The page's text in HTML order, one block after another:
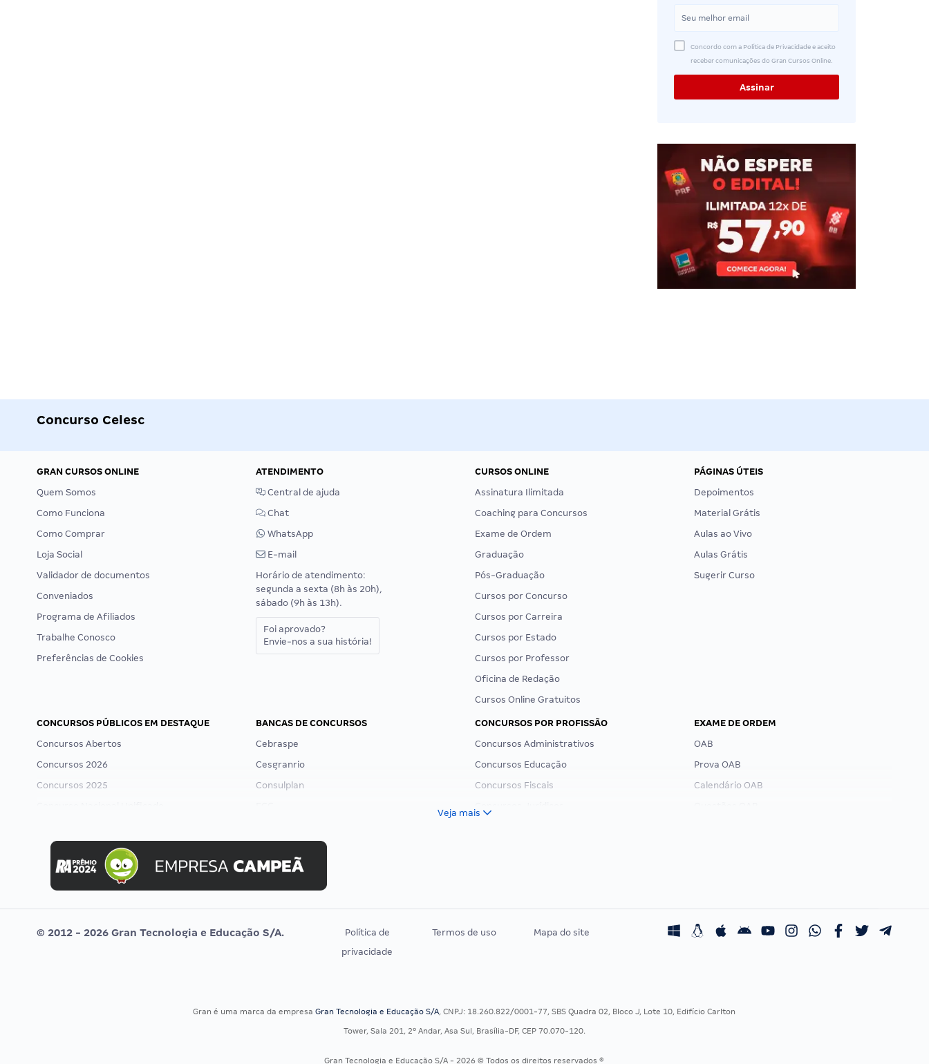
Concordo com a Política de Privacidade e aceito
receber comunicações do Gran Cursos Online.
Concurso Celesc
GRAN CURSOS ONLINE
Quem Somos
Como Funciona
Como Comprar
Loja Social
Validador de documentos
Conveniados
Programa de Afiliados
Trabalhe Conosco
Preferências de Cookies
ATENDIMENTO
Central de ajuda
Chat
WhatsApp
E-mail
Horário de atendimento:
segunda a sexta (8h às 20h),
sábado (9h às 13h).
Foi aprovado?
Envie-nos a sua história!
CURSOS ONLINE
Assinatura Ilimitada
Coaching para Concursos
Exame de Ordem
Graduação
Pós-Graduação
Cursos por Concurso
Cursos por Carreira
Cursos por Estado
Cursos por Professor
Oficina de Redação
Cursos Online Gratuitos
PÁGINAS ÚTEIS
Depoimentos
Material Grátis
Aulas ao Vivo
Aulas Grátis
Sugerir Curso
CONCURSOS PÚBLICOS EM DESTAQUE
Concursos Abertos
Concursos 2026
Concursos 2025
Concurso MPU
Editais publicados
BANCAS DE CONCURSOS
Cebraspe
Cesgranrio
Consulplan
Selecon
Uniase
Vunesp
CONCURSOS POR PROFISSÃO
Concursos Administrativos
Concursos Educação
Concursos Fiscais
Residência Multiprofissional
EXAME DE ORDEM
OAB
Prova OAB
Calendário OAB
Veja mais
© 2012 - 2026 Gran Tecnologia e Educação S/A.
Política de
privacidade
Termos de uso Mapa do site
Gran é uma marca da empresaGran Tecnologia e Educação S/A, CNPJ: 18.260.822/0001-77, SBS Quadra 02, Bloco J, Lote 10, Edifício Carlton
Tower, Sala 201, 2º Andar, Asa Sul, Brasília-DF, CEP 70.070-120.
Gran Tecnologia e Educação S/A - 2026 © Todos os direitos reservados ®